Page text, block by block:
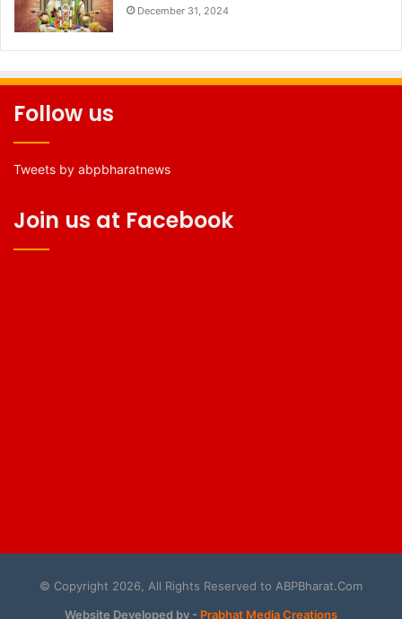
December 31, 2024
Follow us
Tweets by abpbharatnews
Join us at Facebook
© Copyright 2026, All Rights Reserved to ABPBharat.Com
Website Developed by - Prabhat Media Creations